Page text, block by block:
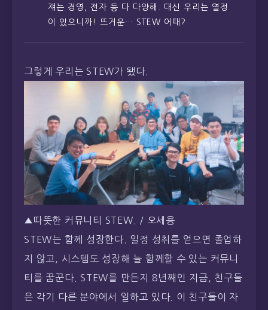
그렇게 우리는 STEW가 됐다.
▲따뜻한 커뮤니티 STEW. / 오세용
STEW는 함께 성장한다. 일정 성취를 얻으면 졸업하
지 않고, 시스템도 성장해 늘 함께할 수 있는 커뮤니
티를 꿈꾼다. STEW를 만든지 8년째인 지금, 친구들
은 각기 다른 분야에서 일하고 있다. 이 친구들이 자
신의 분야에서 더 깊이를 가질 때 STEW는 보다 더
강한 커뮤니티가 될거라 생각한다.
2017년, STEW 독서소모임은 큰 변화를 만들었다.